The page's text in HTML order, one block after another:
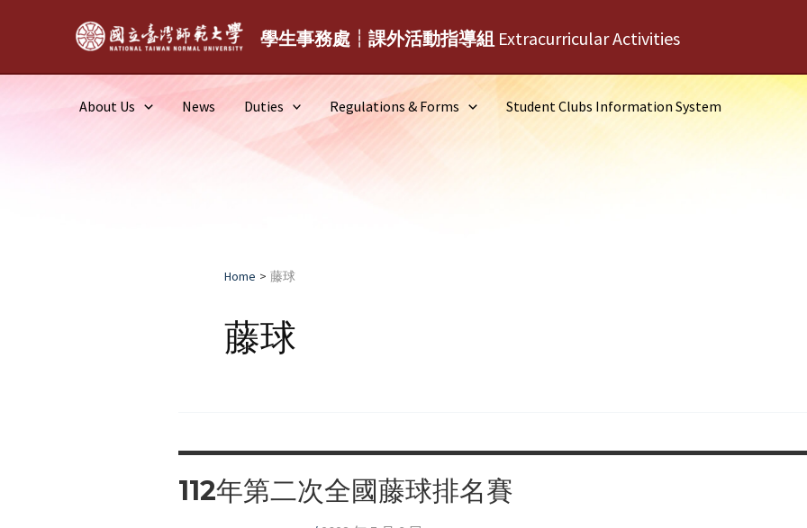
學生事務處┆課外活動指導組 Extracurricular Activities
About Us News Duties Regulations & Forms Student Clubs Information System
Home 藤球
藤球
112年第二次全國藤球排名賽